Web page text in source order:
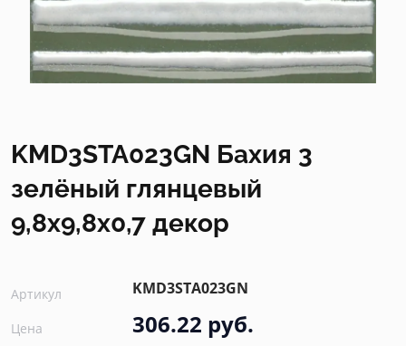
KMD3STA023GN Бахия 3
зелёный глянцевый
9,8x9,8x0,7 декор
Артикул KMD3STA023GN
Цена 306.22 руб.